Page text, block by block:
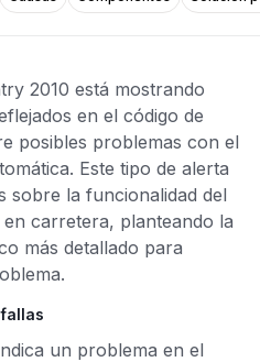
2010 está mostrando
en el código de
posibles problemas con el
Este tipo de alerta
sobre la funcionalidad del
carretera, planteando la
más detallado para
un problema en el